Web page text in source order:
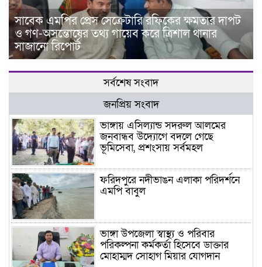
সাবেক এমপির প্রেস সেক্রেটারি রফিকের ক্ষমতার দাপট
ও গণ-অসন্তোষের তথ্য গায়েব করে ত্রিশাল থানার
সাজানো রিপোর্ট
সর্বশেষ সংবাদ
জনপ্রিয় সংবাদ
ভাঙ্গায় এসিল্যান্ড সদরুল আলমের
জনবান্ধব উদ্যোগে বদলে গেছে
ভূমিসেবা, প্রশংসায় সর্বমহল
ফরিদপুরে নদীভাঙন এলাকা পরিদর্শনে
এমপি বাবুল
ভাঙ্গা উপজেলা স্বাস্থ্য ও পরিবার
পরিকল্পনা কর্মকর্তা হিসেবে ডাক্তার
মোহাম্মদ সোহাগ মিয়ার যোগদান